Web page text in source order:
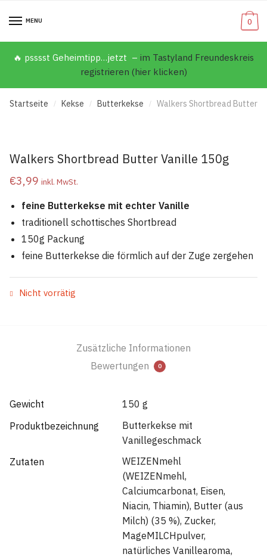
MENU 0
🔥 psssst Geheimtipp…jetzt – im Tastyland Freundeskreis
registrieren (hier klicken)
Startseite / Kekse / Butterkekse / Walkers Shortbread Butter
Walkers Shortbread Butter Vanille 150g
€3,99 inkl. MwSt.
feine Butterkekse mit echter Vanille
traditionell schottisches Shortbread
150g Packung
feine Butterkekse die förmlich auf der Zuge zergehen
Nicht vorrätig
Zusätzliche Informationen
Bewertungen
0
Gewicht
150 g
Produktbezeichnung
Butterkekse mit
Vanillegeschmack
Zutaten
WEIZENmehl
(WEIZENmehl,
Calciumcarbonat, Eisen,
Niacin, Thiamin), Butter (aus
Milch) (35 %), Zucker,
MageMILCHpulver,
natürliches Vanillearoma,